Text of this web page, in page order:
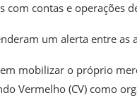
com contas e operações
um alerta entre
mobilizar o próprio
Vermelho (CV) como